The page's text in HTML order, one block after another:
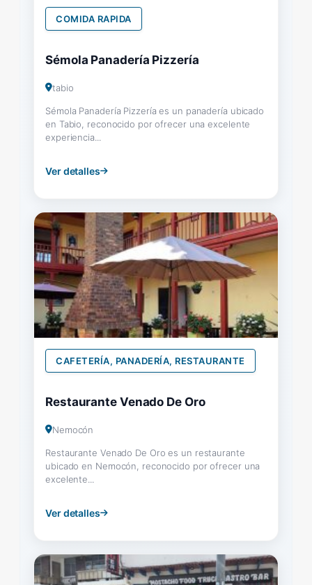
COMIDA RAPIDA
Sémola Panadería Pizzería
tabio
Sémola Panadería Pizzería es un panadería ubicado
en Tabio, reconocido por ofrecer una excelente
experiencia...
Ver detalles
CAFETERÍA, PANADERÍA, RESTAURANTE
Restaurante Venado De Oro
Nemocón
Restaurante Venado De Oro es un restaurante
ubicado en Nemocón, reconocido por ofrecer una
excelente...
Ver detalles